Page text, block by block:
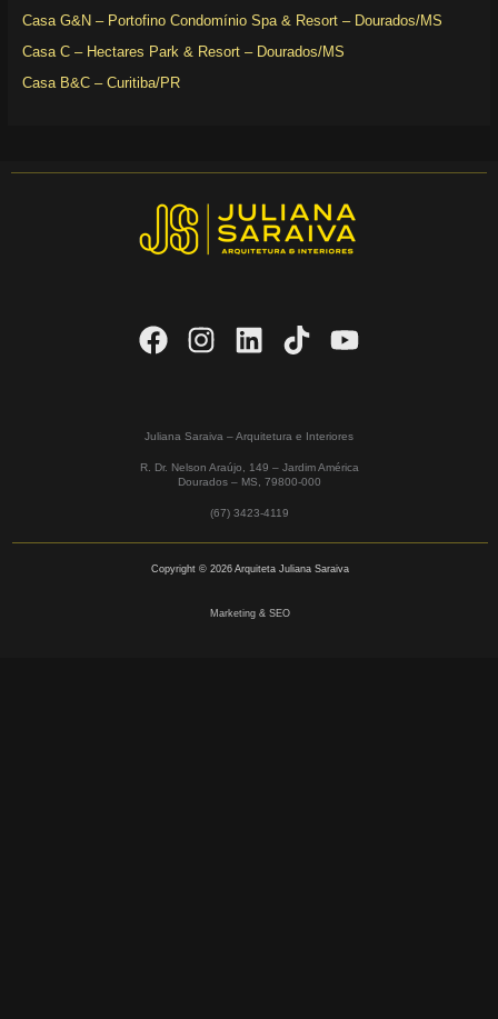
Casa G&N – Portofino Condomínio Spa & Resort – Dourados/MS
Casa C – Hectares Park & Resort – Dourados/MS
Casa B&C – Curitiba/PR
Juliana Saraiva – Arquitetura e Interiores
R. Dr. Nelson Araújo, 149 – Jardim América
Dourados – MS, 79800-000
(67) 3423-4119
Copyright © 2026 Arquiteta Juliana Saraiva
Marketing & SEO